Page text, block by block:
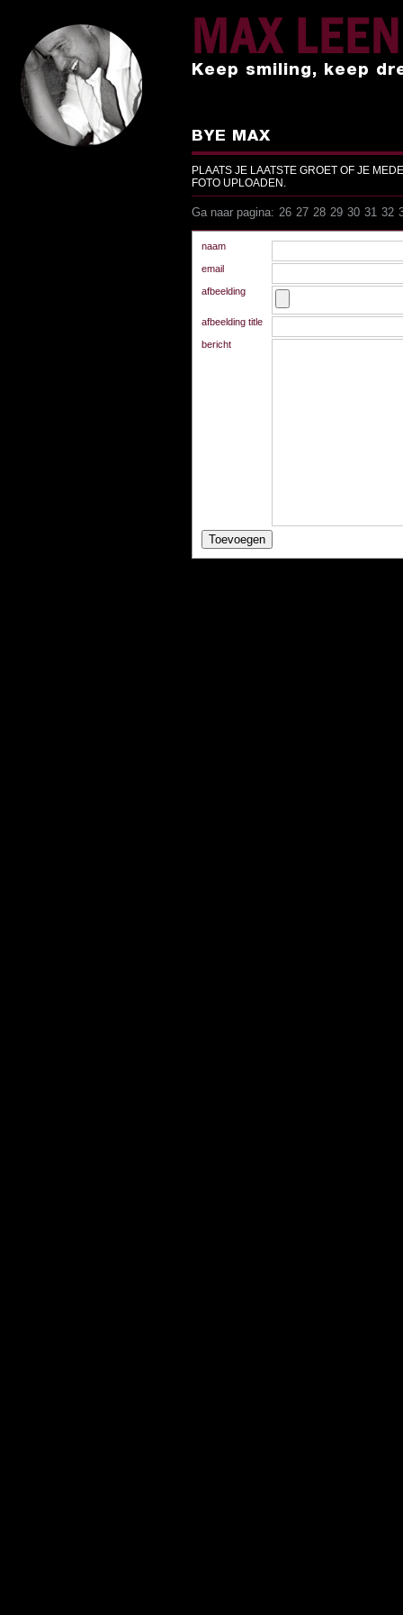
MAX
Keep smiling, keep
BYE MAX
PLAATS JE LAATSTE GROET OF JE
FOTO UPLOADEN.
Ga naar pagina: 26 27 28 29 30 31 32
naam
email
afbeelding
afbeelding title
bericht
Ga naar pagina: